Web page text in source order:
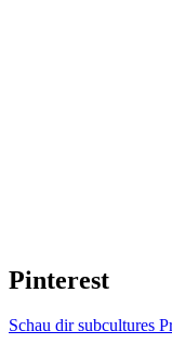
Pinterest
Schau dir subcultures